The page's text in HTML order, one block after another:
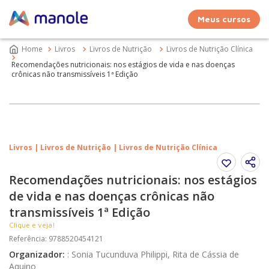
Meus cursos
Livros Livros de Nutrição
Livros de Nutrição Clínica
Recomendações nutricionais: nos estágios de vida e nas doenças
crônicas não transmissíveis 1ª Edição
Livros | Livros de Nutrição | Livros de Nutrição Clínica
Recomendações nutricionais: nos estágios
de vida e nas doenças crônicas não
transmissíveis 1ª Edição
Clique e veja!
Referência: 9788520454121
Organizador: : Sonia Tucunduva Philippi, Rita de Cássia de
Aquino